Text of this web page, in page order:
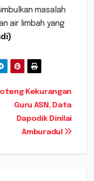
masalah
air limbah yang
Kekurangan
Guru ASN, Data
Dapodik Dinilai
Amburadul